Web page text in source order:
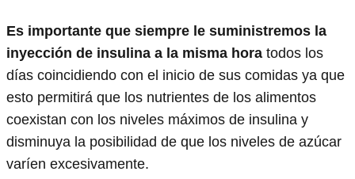
Es importante que siempre le suministremos la
inyección de insulina a la misma hora todos los
días coincidiendo con el inicio de sus comidas ya que
esto permitirá que los nutrientes de los alimentos
coexistan con los niveles máximos de insulina y
disminuya la posibilidad de que los niveles de azúcar
varíen excesivamente.